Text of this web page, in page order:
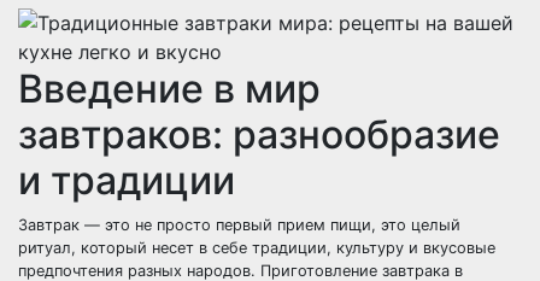
Введение в мир
завтраков: разнообразие
и традиции
Завтрак — это не просто первый прием пищи, это целый
ритуал, который несет в себе традиции, культуру и вкусовые
предпочтения разных народов. Приготовление завтрака в